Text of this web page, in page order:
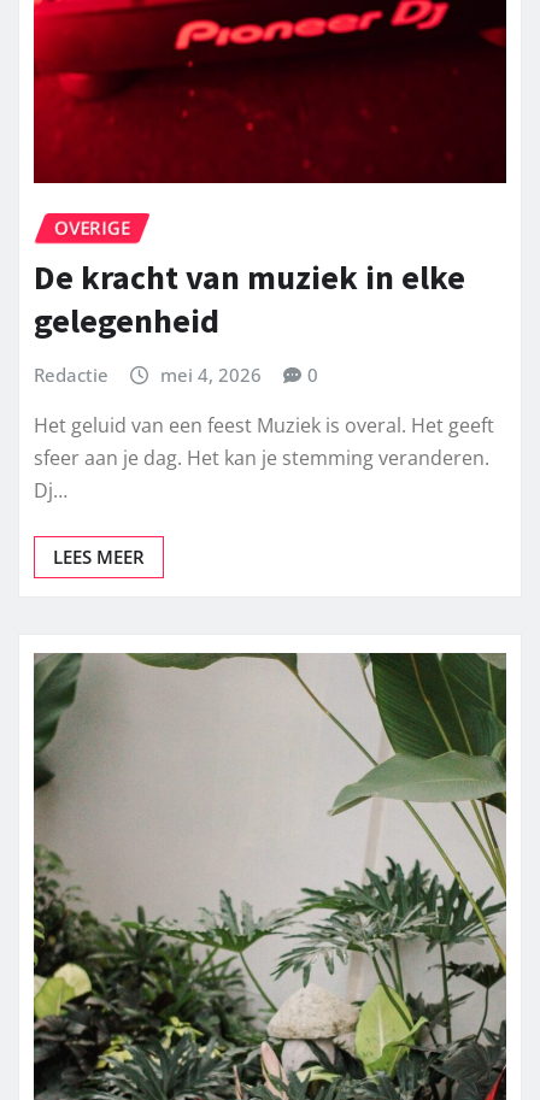
OVERIGE
De kracht van muziek in elke
gelegenheid
Redactie mei 4, 2026 0
Het geluid van een feest Muziek is overal. Het geeft
sfeer aan je dag. Het kan je stemming veranderen.
Dj…